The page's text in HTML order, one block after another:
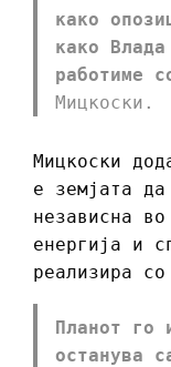
како
како
работиме
Мицкоски.
Мицкоски
е земјата да
независна
енергија и
реализира
Планот го
останува